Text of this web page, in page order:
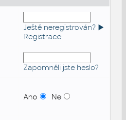
Ještě neregistrován? ►
Registrace
Zapomněli jste heslo?
Ano Ne